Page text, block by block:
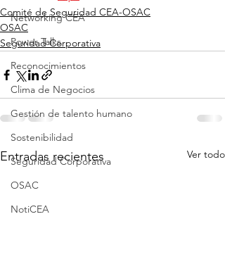
Networking CEA
Power Talks
Reconocimientos
Clima de Negocios
Gestión de talento humano
Sostenibilidad
Seguridad Corporativa
OSAC
NotiCEA
Comité de Seguridad CEA-OSAC
OSAC
Seguridad Corporativa
Entradas recientes Ver todo